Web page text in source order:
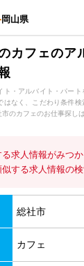
岡山県
カフェのア
ト・アルバイト・パー
はなく、こだわり条件
のカフェのお仕事探し
求人情報がみつか
する求人情報の検
総社市
カフェ